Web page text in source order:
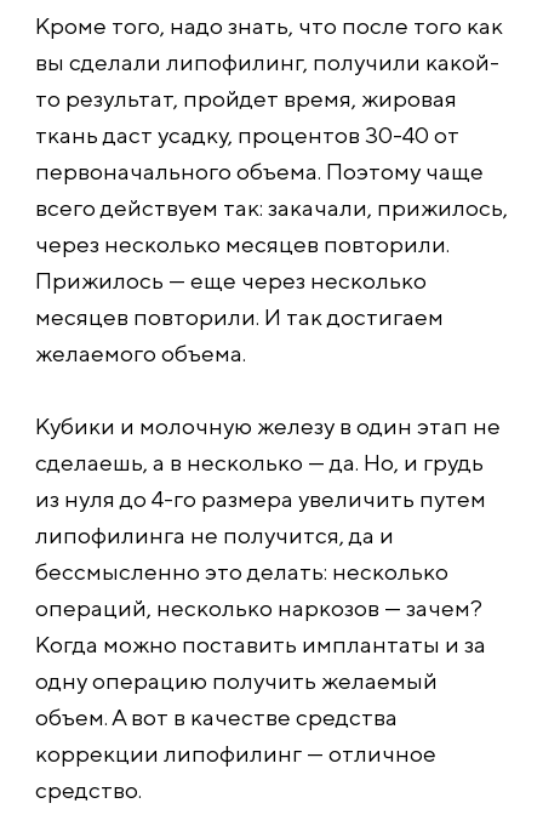
Кроме того, надо знать, что после того как
вы сделали липофилинг, получили какой-
то результат, пройдет время, жировая
ткань даст усадку, процентов 30-40 от
первоначального объема. Поэтому чаще
всего действуем так: закачали, прижилось,
через несколько месяцев повторили.
Прижилось — еще через несколько
месяцев повторили. И так достигаем
желаемого объема.
Кубики и молочную железу в один этап не
сделаешь, а в несколько — да. Но, и грудь
из нуля до 4-го размера увеличить путем
липофилинга не получится, да и
бессмысленно это делать: несколько
операций, несколько наркозов — зачем?
Когда можно поставить имплантаты и за
одну операцию получить желаемый
объем. А вот в качестве средства
коррекции липофилинг — отличное
средство.